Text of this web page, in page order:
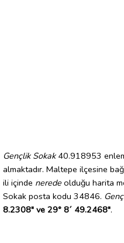
Gençlik Sokak40.918953
almaktadır. Maltepe ilçesine
ili içinde nerede olduğu harita
Sokak posta kodu 34846.
8.2308" ve 29° 8´ 49.2468".